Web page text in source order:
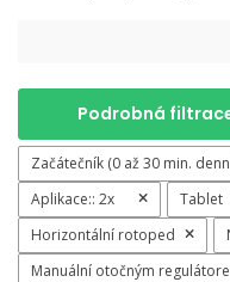
Podrobná
Začátečník (0 až 30 min.
Aplikace:: 2x Tablet
Horizontální rotoped
Manuální otočným